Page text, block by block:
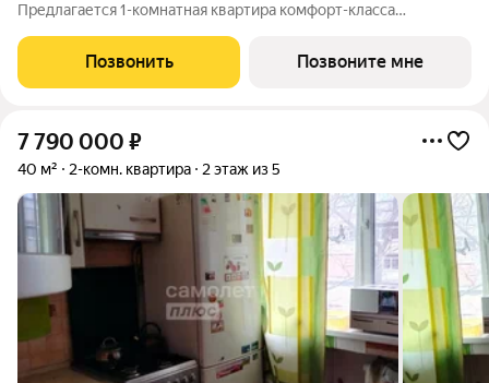
Предлагается 1-комнатная квартира комфорт-класса
этаже, в жилом комплексе "Томилино Парк".Квартира
комплекса на выбор: может быть как с отделкой,
Позвонить Позвоните мне
7 790 000 ₽
40 м² 2-комн. квартира 2 этаж из 5